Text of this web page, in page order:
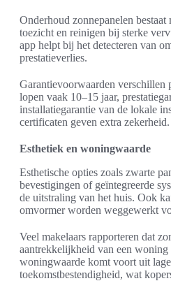
Onderhoud zonnepanelen
toezicht en reinigen bij sterke
app helpt bij het detecteren van
prestatieverlies.
Garantievoorwaarden verschillen
lopen vaak 10–15 jaar,
installatiegarantie van de lokale
certificaten geven extra zekerheid.
Esthetiek en woningwaarde
Esthetische opties zoals zwarte
bevestigingen of geïntegreerde
de uitstraling van het huis. Ook
omvormer worden weggewerkt
Veel makelaars rapporteren dat
aantrekkelijkheid van een
woningwaarde komt voort uit
toekomstbestendigheid, wat